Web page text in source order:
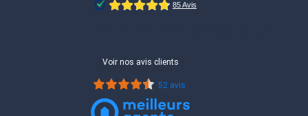
Voir nos avis clients
52 avis